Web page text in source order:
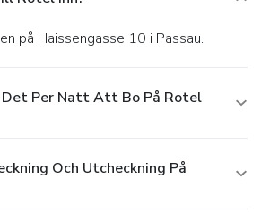
på Haissengasse 10 i Passau.
Per Natt Att Bo På Rotel
Och Utcheckning På